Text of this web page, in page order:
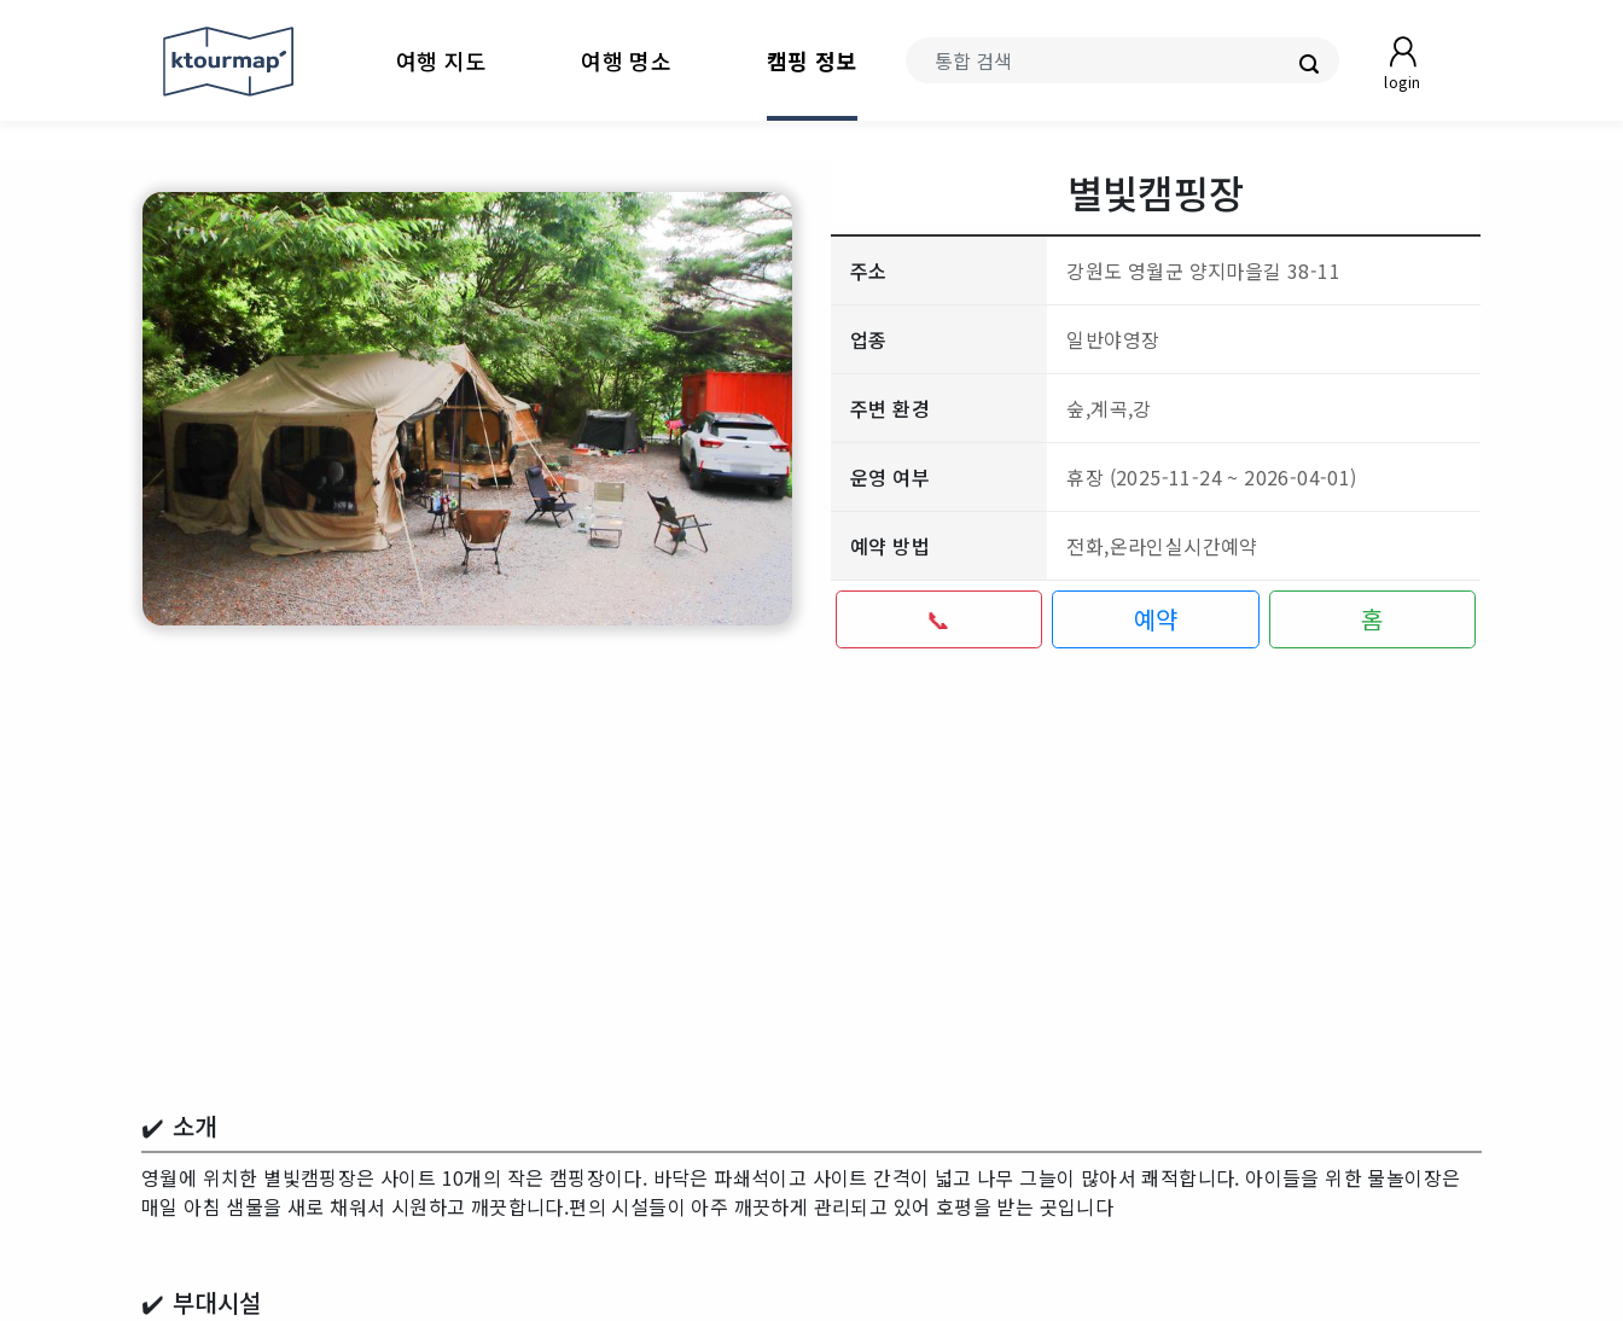
login
여행 지도 여행 명소 캠핑 정보
별빛캠핑장
주소 강원도 영월군 양지마을길 38-11
업종 일반야영장
주변 환경 숲,계곡,강
운영 여부 휴장 (2025-11-24 ~ 2026-04-01)
예약 방법 전화,온라인실시간예약
📞 예약 홈
✔️ 소개
영월에 위치한 별빛캠핑장은 사이트 10개의 작은 캠핑장이다. 바닥은 파쇄석이고 사이트 간격이 넓고 나무 그늘이 많아서 쾌적합니다. 아이들을 위한 물놀이장은
매일 아침 샘물을 새로 채워서 시원하고 깨끗합니다.편의 시설들이 아주 깨끗하게 관리되고 있어 호평을 받는 곳입니다
✔️ 부대시설